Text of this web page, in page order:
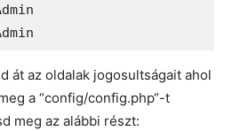
át az oldalak jogosultságait ahol
a “config/config.php“-t
meg az alábbi részt: